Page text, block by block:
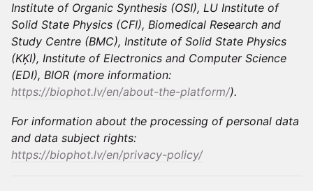
Institute of Organic Synthesis (OSI), LU Institute of
Solid State Physics (CFI), Biomedical Research and
Study Centre (BMC), Institute of Solid State Physics
(KĶI), Institute of Electronics and Computer Science
(EDI), BIOR (more information:
https://biophot.lv/en/about-the-platform/).
For information about the processing of personal data
and data subject rights:
https://biophot.lv/en/privacy-policy/